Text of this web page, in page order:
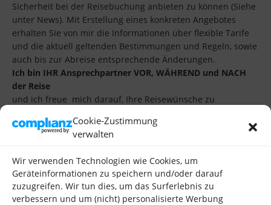
Cookie-Zustimmung
verwalten
Wir verwenden Technologien wie Cookies, um
Geräteinformationen zu speichern und/oder darauf
zuzugreifen. Wir tun dies, um das Surferlebnis zu
verbessern und um (nicht) personalisierte Werbung
Sicherheit bei der Reisebuchung anbieten zu können (Siehe
unter News). Mit Erstellung eines konkreten Angebotes
erhalten Sie von mir die Informationen über flexible Tarife
und die aktuell geltenden Bestimmungen und Regeln, sowie
auch bis zur Abreise entsprechende Änderungen.
Ich bin IHR Ansprechpartner VOR, WÄHREND und NACH
der Reise
und ich freue mich darauf, Ihre Reisewünsche zu
Ihre persönlichen Reiseberaterin
Karin Marie Schickedanz